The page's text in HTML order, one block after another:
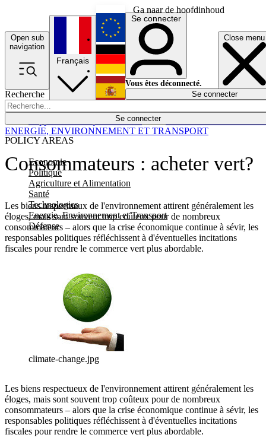
Ga naar de hoofdinhoud
Open sub
navigation
Close menu
Recherche
Se connecter
POLICY AREAS
Economie
Politique
Agriculture et Alimentation
Santé
Technologies
Energie, Environnement et Transport
Défense
Économie
Français
English
Deutsch
Español
Se connecter
Vous êtes déconnecté.
Se connecter
Consommateurs : acheter vert?
Les biens respectueux de l'environnement attirent généralement les
éloges, mais sont souvent trop coûteux pour de nombreux
consommateurs – alors que la crise économique continue à sévir, les
responsables politiques réfléchissent à d'éventuelles incitations
fiscales pour rendre le commerce vert plus abordable.
ENERGIE, ENVIRONNEMENT ET TRANSPORT
climate-change.jpg
Les biens respectueux de l'environnement attirent généralement les
éloges, mais sont souvent trop coûteux pour de nombreux
consommateurs – alors que la crise économique continue à sévir, les
responsables politiques réfléchissent à d'éventuelles incitations
fiscales pour rendre le commerce vert plus abordable.